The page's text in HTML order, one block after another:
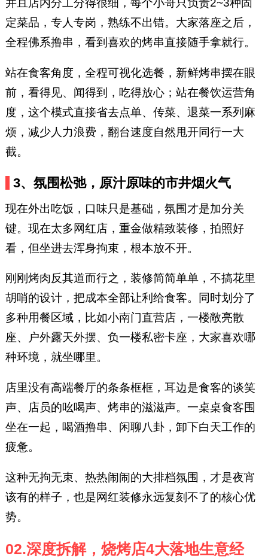
并且店内分工分得很细，每个小哥只负责2~3种固
定菜品，专人专岗，熟练不出错。大家落座之后，
全程佛系撸串，看到喜欢的烤串直接随手拿就行。
站在食客角度，全程可视化选餐，新鲜烤串摆在眼
前，看得见、闻得到，吃得放心；站在餐饮运营角
度，这个模式直接省去点单、传菜、退菜一系列麻
烦，减少人力浪费，翻台速度自然甩开同行一大
截。
3、氛围松弛，原汁原味的市井烟火气
现在外出吃饭，口味只是基础，氛围才是加分关
键。现在太多网红店，重金做精致装修，拍照好
看，但坐进去浑身拘束，根本放不开。
刚刚烤肉反其道而行之，装修简简单单，不搞花里
胡哨的设计，把成本全部让利给食客。同时划分了
多种用餐区域，比如小南门直营店，一楼敞亮散
座、户外露天外摆、负一楼私密卡座，大家喜欢哪
种环境，就坐哪里。
店里没有高端餐厅的条条框框，耳边是食客的谈笑
声、店员的吆喝声、烤串的滋滋声。一桌桌食客围
坐在一起，喝酒撸串、闲聊八卦，卸下白天工作的
疲惫。
这种无拘无束、热热闹闹的大排档氛围，才是夜宵
该有的样子，也是网红装修永远复刻不了的核心优
势。
02.深度拆解，烧烤店4大落地生意经